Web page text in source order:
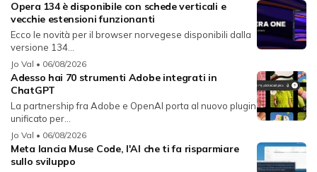
Opera 134 è disponibile con schede verticali e
vecchie estensioni funzionanti
Ecco le novità per il browser norvegese disponibili dalla
versione 134...
Jo Val • 06/08/2026
Adesso hai 70 strumenti Adobe integrati in
ChatGPT
La partnership fra Adobe e OpenAI porta al nuovo plugin
unificato per...
Jo Val • 06/08/2026
Meta lancia Muse Code, l'AI che ti fa risparmiare
sullo sviluppo